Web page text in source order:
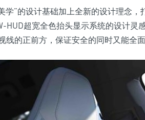
学”的设计基础加上全新的设计理念
HUD超宽全色抬头显示系统的设计灵
线的正前方，保证安全的同时又能全面